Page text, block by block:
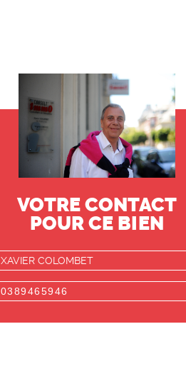
VOTRE CONTACT
POUR CE BIEN
XAVIER COLOMBET
0389465946